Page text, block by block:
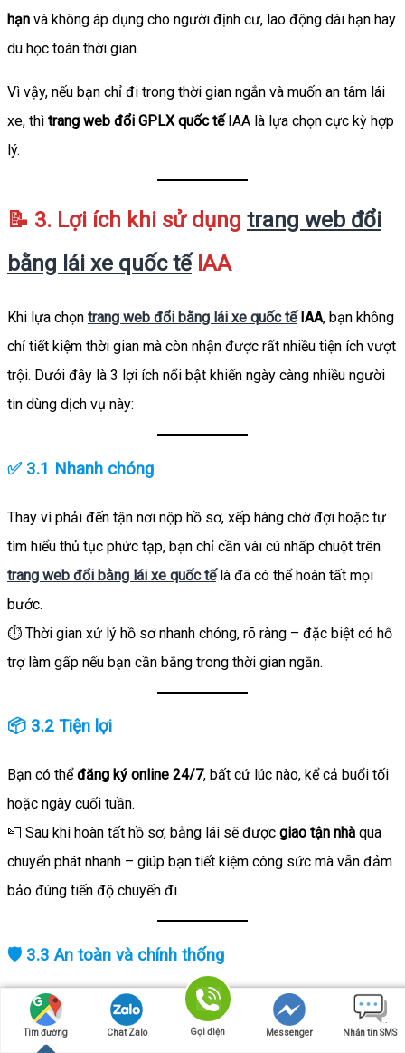
hạn và không áp dụng cho người định cư, lao động dài hạn hay
du học toàn thời gian.
Vì vậy, nếu bạn chỉ đi trong thời gian ngắn và muốn an tâm lái
xe, thì trang web đổi GPLX quốc tếIAA là lựa chọn cực kỳ hợp
lý.
📝 3. Lợi ích khi sử dụng trang web đổi
bằng lái xe quốc tếIAA
Khi lựa chọn trang web đổi bằng lái xe quốc tếIAA, bạn không
chỉ tiết kiệm thời gian mà còn nhận được rất nhiều tiện ích vượt
trội. Dưới đây là 3 lợi ích nổi bật khiến ngày càng nhiều người
tin dùng dịch vụ này:
✅ 3.1 Nhanh chóng
Thay vì phải đến tận nơi nộp hồ sơ, xếp hàng chờ đợi hoặc tự
tìm hiểu thủ tục phức tạp, bạn chỉ cần vài cú nhấp chuột trên
trang web đổi bằng lái xe quốc tếlà đã có thể hoàn tất mọi
bước.
⏱️ Thời gian xử lý hồ sơ nhanh chóng, rõ ràng – đặc biệt có hỗ
trợ làm gấp nếu bạn cần bằng trong thời gian ngắn.
📦 3.2 Tiện lợi
Bạn có thểđăng ký online 24/7, bất cứ lúc nào, kể cả buổi tối
hoặc ngày cuối tuần.
📮 Sau khi hoàn tất hồ sơ, bằng lái sẽ được giao tận nhà qua
chuyển phát nhanh – giúp bạn tiết kiệm công sức mà vẫn đảm
bảo đúng tiến độ chuyến đi.
🛡️ 3.3 An toàn và chính thống
Không lo bị lừa đảo hay nhận bằng giả!
✅Trang web đổi bằng lái xe quốc tế
do chính Hiệp hội Ô
Tìm đường Chat Zalo Gọi điện Messenger Nhắn tin SMS